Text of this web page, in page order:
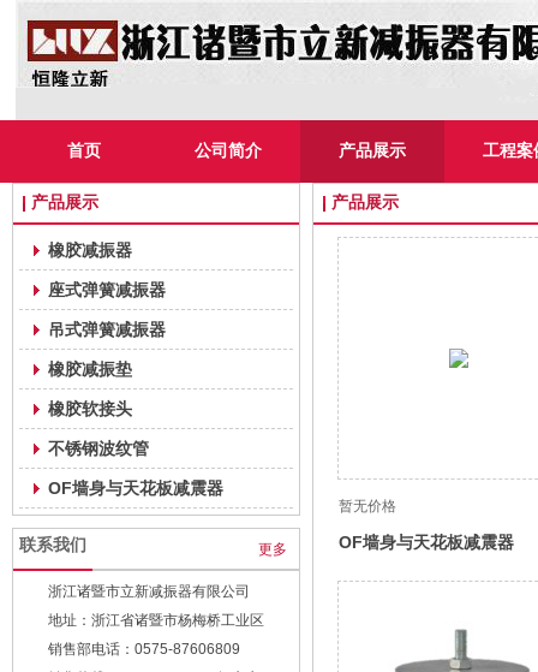
首页 公司简介 产品展示 工程案
产品展示
橡胶减振器
座式弹簧减振器
吊式弹簧减振器
橡胶减振垫
橡胶软接头
不锈钢波纹管
OF墙身与天花板减震器
联系我们 更多
浙江诸暨市立新减振器有限公司
地址：浙江省诸暨市杨梅桥工业区
销售部电话：0575-87606809
产品展示
暂无价格
OF墙身与天花板减震器